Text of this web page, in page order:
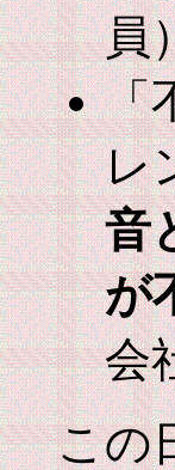
員
「
レ
音
が
会
この